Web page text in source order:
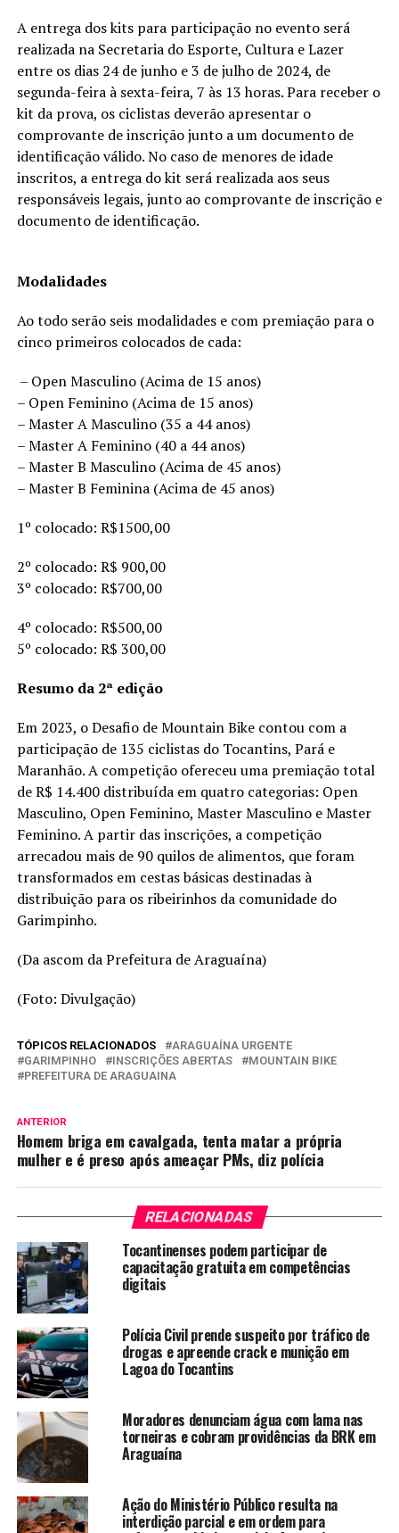
A entrega dos kits para participação no evento será
realizada na Secretaria do Esporte, Cultura e Lazer
entre os dias 24 de junho e 3 de julho de 2024, de
segunda-feira à sexta-feira, 7 às 13 horas. Para receber o
kit da prova, os ciclistas deverão apresentar o
comprovante de inscrição junto a um documento de
identificação válido. No caso de menores de idade
inscritos, a entrega do kit será realizada aos seus
responsáveis legais, junto ao comprovante de inscrição e
documento de identificação.
Modalidades
Ao todo serão seis modalidades e com premiação para o
cinco primeiros colocados de cada:
– Open Masculino (Acima de 15 anos)
– Open Feminino (Acima de 15 anos)
– Master A Masculino (35 a 44 anos)
– Master A Feminino (40 a 44 anos)
– Master B Masculino (Acima de 45 anos)
– Master B Feminina (Acima de 45 anos)
1º colocado: R$1500,00
2º colocado: R$ 900,00
3º colocado: R$700,00
4º colocado: R$500,00
5º colocado: R$ 300,00
Resumo da 2ª edição
Em 2023, o Desafio de Mountain Bike contou com a
participação de 135 ciclistas do Tocantins, Pará e
Maranhão. A competição ofereceu uma premiação total
de R$ 14.400 distribuída em quatro categorias: Open
Masculino, Open Feminino, Master Masculino e Master
Feminino. A partir das inscrições, a competição
arrecadou mais de 90 quilos de alimentos, que foram
transformados em cestas básicas destinadas à
distribuição para os ribeirinhos da comunidade do
Garimpinho.
(Da ascom da Prefeitura de Araguaína)
(Foto: Divulgação)
TÓPICOS RELACIONADOS
ARAGUAÍNA URGENTE
GARIMPINHO
INSCRIÇÕES ABERTAS
MOUNTAIN BIKE
PREFEITURA DE ARAGUAINA
ANTERIOR
Homem briga em cavalgada, tenta matar a própria
mulher e é preso após ameaçar PMs, diz polícia
RELACIONADAS
Tocantinenses podem participar de
capacitação gratuita em competências
digitais
Polícia Civil prende suspeito por tráfico de
drogas e apreende crack e munição em
Lagoa do Tocantins
Moradores denunciam água com lama nas
torneiras e cobram providências da BRK em
Araguaína
Ação do Ministério Público resulta na
interdição parcial e em ordem para